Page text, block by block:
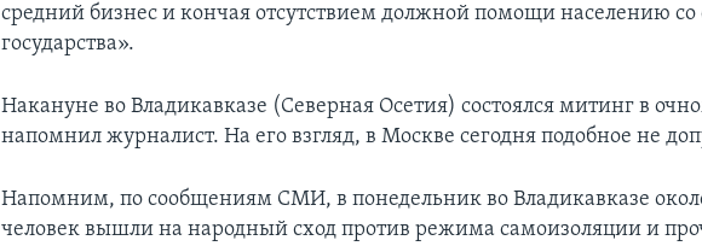
средний бизнес и кончая отсутствием должной помощи населению со
государства».
Накануне во Владикавказе (Северная Осетия) состоялся митинг в
напомнил журналист. На его взгляд, в Москве сегодня подобное не
Напомним, по сообщениям СМИ, в понедельник во Владикавказе
человек вышли на народный сход против режима самоизоляции и